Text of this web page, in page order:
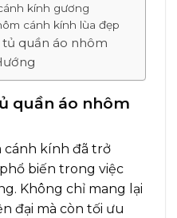
kính gương
cánh kính lùa đẹp
quần áo nhôm
quần áo nhôm
cánh kính đã trở
biến trong việc
Không chỉ mang lại
đại mà còn tối ưu